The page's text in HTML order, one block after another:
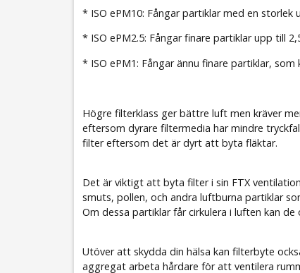
* ISO ePM10: Fångar partiklar med en
* ISO ePM2.5: Fångar finare partiklar upp till
* ISO ePM1: Fångar ännu finare partiklar, som
Högre filterklass ger bättre luft men kräver
eftersom dyrare filtermedia har mindre
filter eftersom det är dyrt att byta fläktar.
Det är viktigt att byta filter i sin FTX
smuts, pollen, och andra luftburna partiklar
Om dessa partiklar får cirkulera i luften kan
Utöver att skydda din hälsa kan filterbyte
aggregat arbeta hårdare för att ventilera